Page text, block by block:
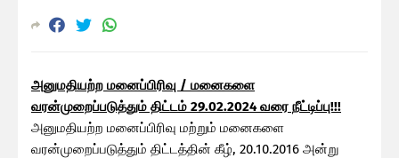
அனுமதியற்ற மனைப்பிரிவு / மனைகளை
வரன்முறைப்படுத்தும் திட்டம் 29.02.2024 வரை நீட்டிப்பு!!!
அனுமதியற்ற மனைப்பிரிவு மற்றும் மனைகளை
வரன்முறைப்படுத்தும் திட்டத்தின் கீழ், 20.10.2016 அன்று